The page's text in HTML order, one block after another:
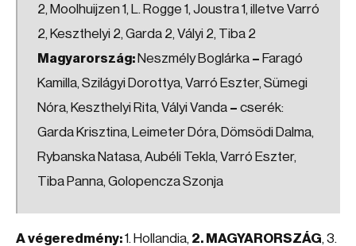
2, Moolhuijzen 1, L. Rogge 1, Joustra 1, illetve Varró
2, Keszthelyi 2, Garda 2, Vályi 2, Tiba 2
Magyarország: Neszmély Boglárka – Faragó
Kamilla, Szilágyi Dorottya, Varró Eszter, Sümegi
Nóra, Keszthelyi Rita, Vályi Vanda – cserék:
Garda Krisztina, Leimeter Dóra, Dömsödi Dalma,
Rybanska Natasa, Aubéli Tekla, Varró Eszter,
Tiba Panna, Golopencza Szonja
A végeredmény:1. Hollandia, 2. MAGYARORSZÁG, 3.